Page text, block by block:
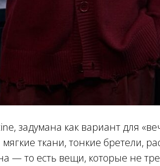
задумана как вариант для
ткани, тонкие бретели,
— то есть вещи, которые не